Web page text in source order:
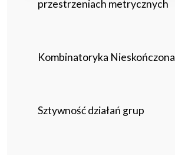
przestrzeniach metrycznych
Kombinatoryka Nieskończona
Sztywność działań grup